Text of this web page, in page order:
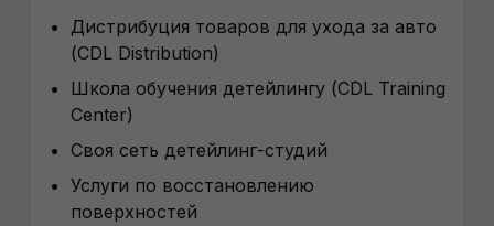
Дистрибуция товаров для ухода за авто
(CDL Distribution)
Школа обучения детейлингу (CDL Training
Center)
Своя сеть детейлинг-студий
Услуги по восстановлению
поверхностей